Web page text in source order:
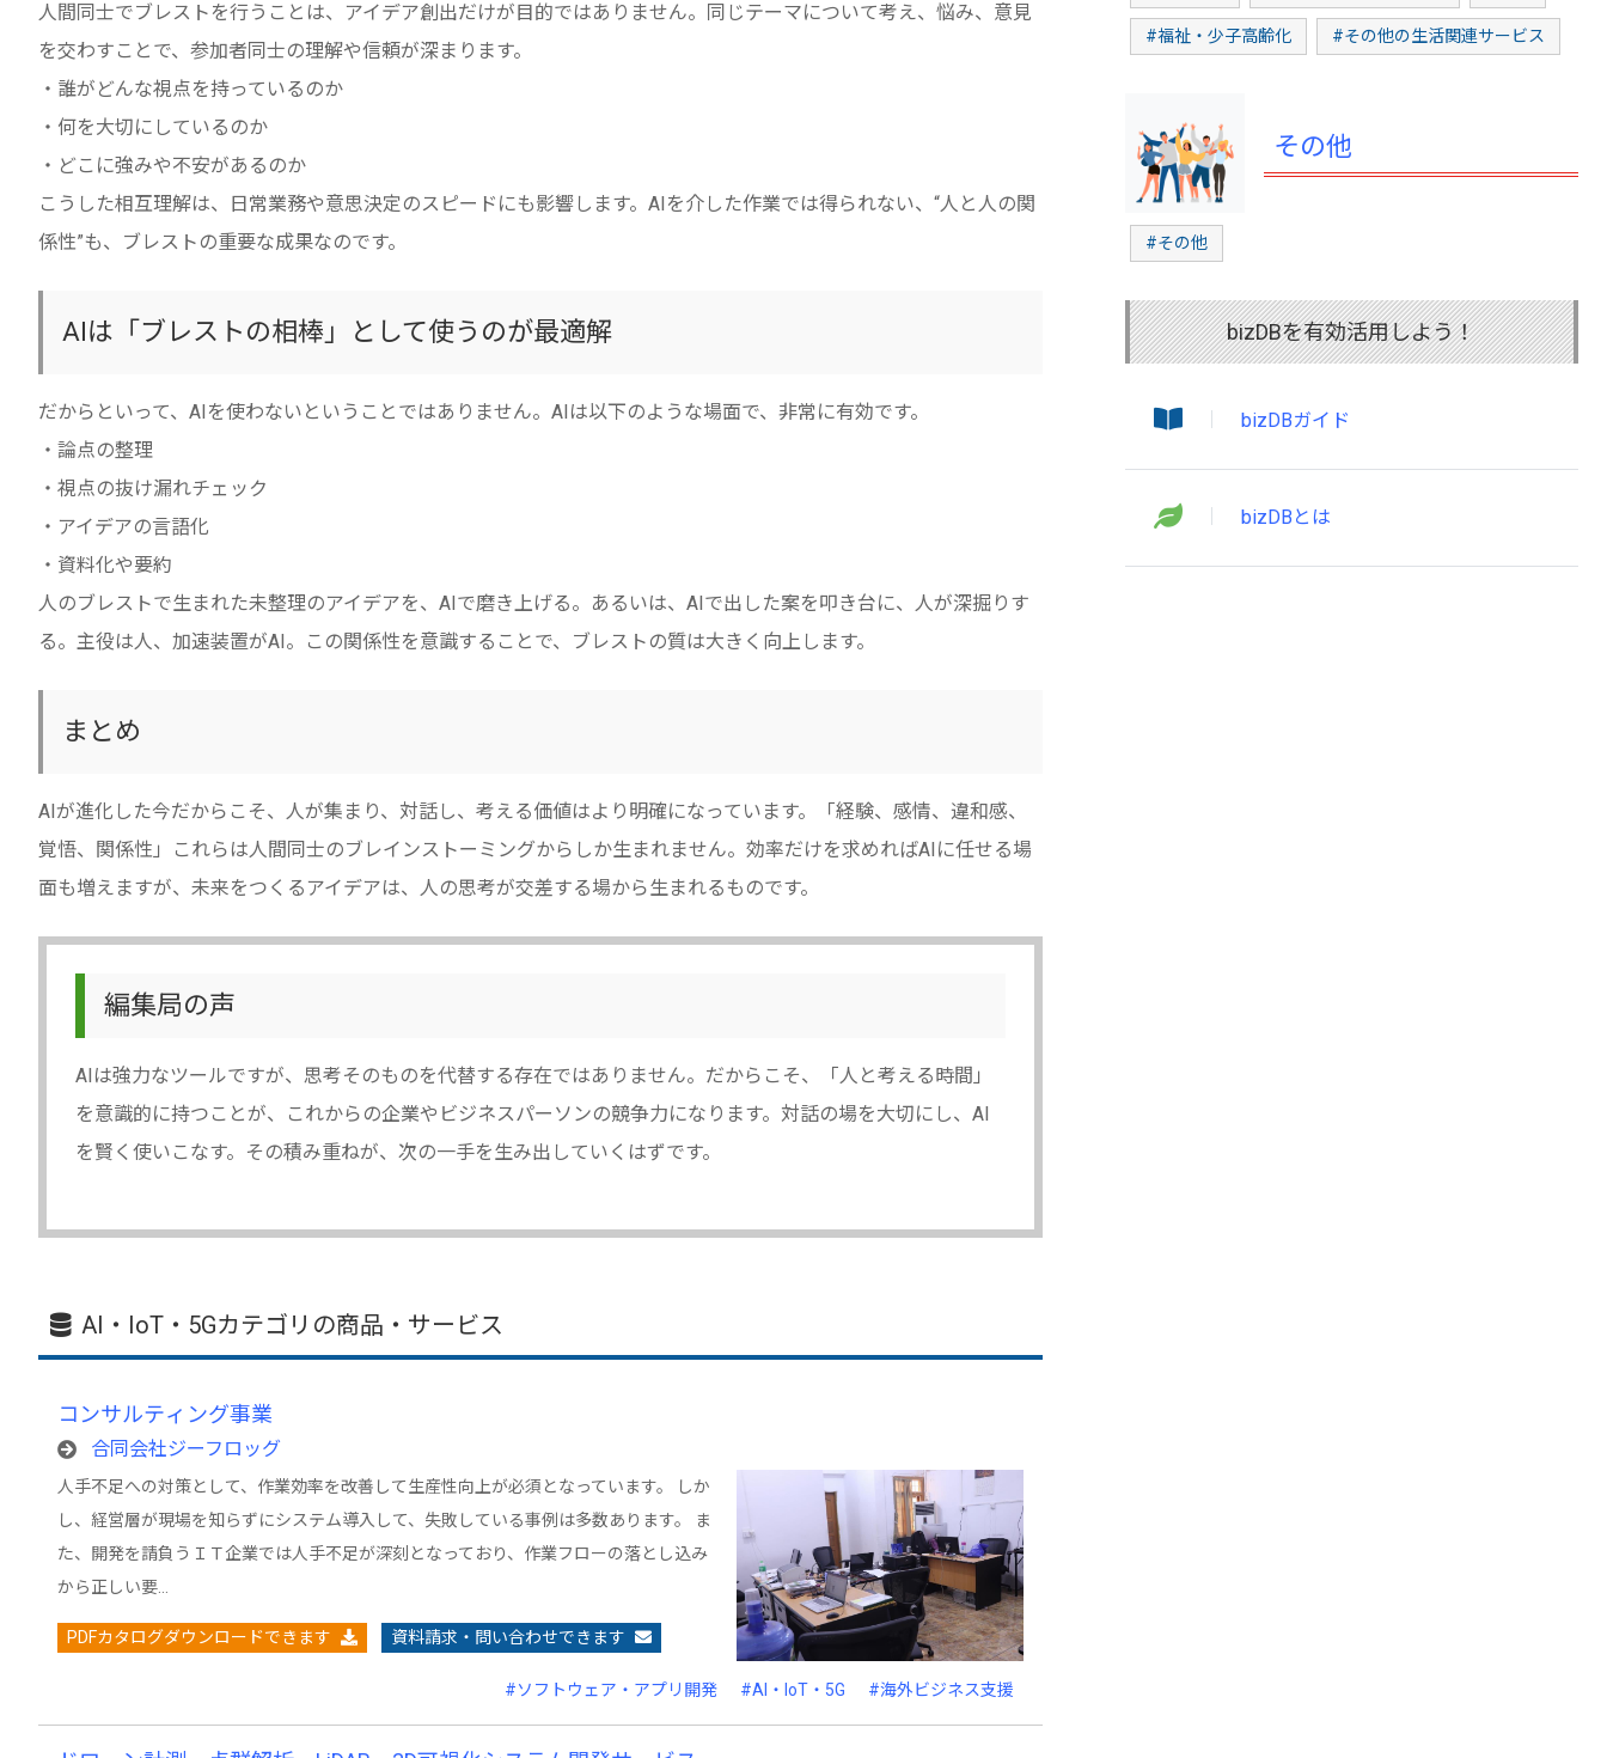
人間同士でブレストを行うことは、アイデア創出だけが目的ではありません。同じテーマについて考え、悩み、意見
を交わすことで、参加者同士の理解や信頼が深まります。
・誰がどんな視点を持っているのか
・何を大切にしているのか
・どこに強みや不安があるのか
こうした相互理解は、日常業務や意思決定のスピードにも影響します。AIを介した作業では得られない、“人と人の関
係性”も、ブレストの重要な成果なのです。
AIは「ブレストの相棒」として使うのが最適解
だからといって、AIを使わないということではありません。AIは以下のような場面で、非常に有効です。
・論点の整理
・視点の抜け漏れチェック
・アイデアの言語化
・資料化や要約
人のブレストで生まれた未整理のアイデアを、AIで磨き上げる。あるいは、AIで出した案を叩き台に、人が深掘りす
る。主役は人、加速装置がAI。この関係性を意識することで、ブレストの質は大きく向上します。
まとめ
AIが進化した今だからこそ、人が集まり、対話し、考える価値はより明確になっています。「経験、感情、違和感、
覚悟、関係性」これらは人間同士のブレインストーミングからしか生まれません。効率だけを求めればAIに任せる場
面も増えますが、未来をつくるアイデアは、人の思考が交差する場から生まれるものです。
編集局の声
AIは強力なツールですが、思考そのものを代替する存在ではありません。だからこそ、「人と考える時間」
を意識的に持つことが、これからの企業やビジネスパーソンの競争力になります。対話の場を大切にし、AI
を賢く使いこなす。その積み重ねが、次の一手を生み出していくはずです。
AI・IoT・5Gカテゴリの商品・サービス
コンサルティング事業
合同会社ジーフロッグ
人手不足への対策として、作業効率を改善して生産性向上が必須となっています。 しか
し、経営層が現場を知らずにシステム導入して、失敗している事例は多数あります。 ま
た、開発を請負うＩＴ企業では人手不足が深刻となっており、作業フローの落とし込み
から正しい要…
PDFカタログダウンロードできます 資料請求・問い合わせできます
#ソフトウェア・アプリ開発 #AI・IoT・5G #海外ビジネス支援
#福祉・少子高齢化 #その他の生活関連サービス
その他
#その他
bizDBを有効活用しよう！
bizDBガイド
bizDBとは